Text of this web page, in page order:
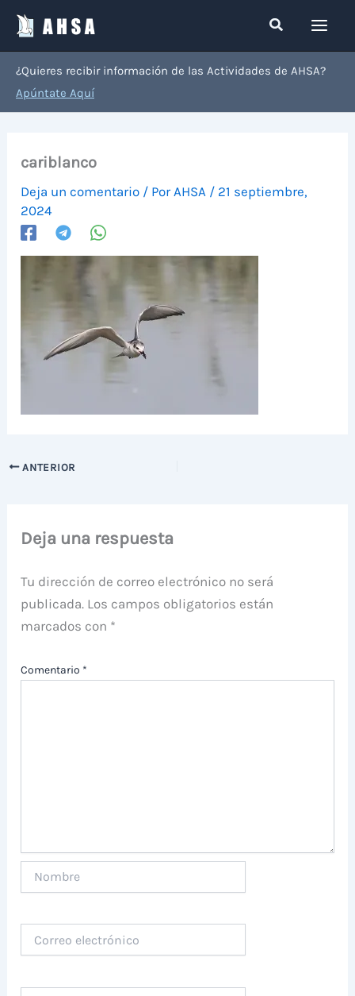
contenido
Buscar
¿Quieres recibir información de las Actividades de AHSA?
Apúntate Aquí
cariblanco
Deja un comentario / Por AHSA / 21 septiembre,
2024
ANTERIOR
Deja una respuesta
Tu dirección de correo electrónico no será
publicada. Los campos obligatorios están
marcados con *
Comentario *
electrónico